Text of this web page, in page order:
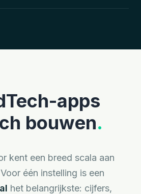
apps
bouwen.
kent een breed scala aan
één instelling is een
het belangrijkste: cijfers,